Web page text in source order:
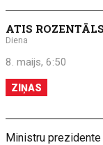
ATIS ROZENTĀLS
Diena
8. maijs, 6:50
ZIŅAS
Ministru